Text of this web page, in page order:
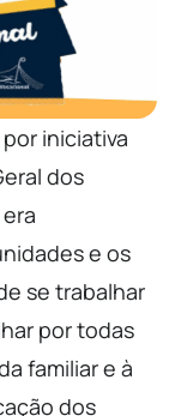
iniciativa
dos
e os
se trabalhar
por todas
familiar e à
dos